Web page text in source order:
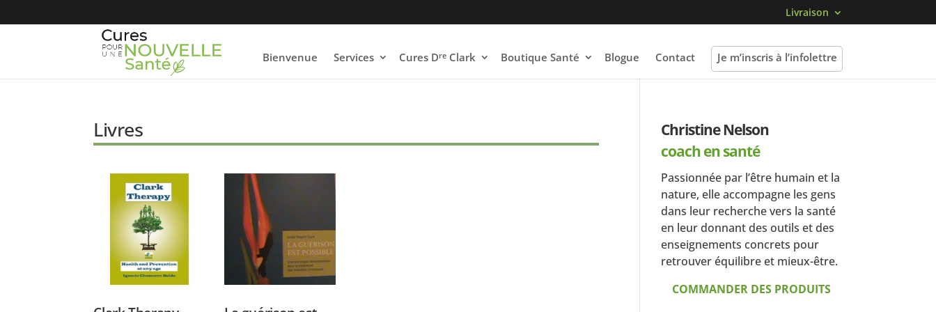
Livraison
Bienvenue Services Cures DreClark Boutique Santé Blogue Contact Je m’inscris à l’infolettre
Livres
Christine Nelson
coach en santé
Passionnée par l’être humain et la
nature, elle accompagne les gens
dans leur recherche vers la santé
en leur donnant des outils et des
enseignements concrets pour
retrouver équilibre et mieux-être.
COMMANDER DES PRODUITS